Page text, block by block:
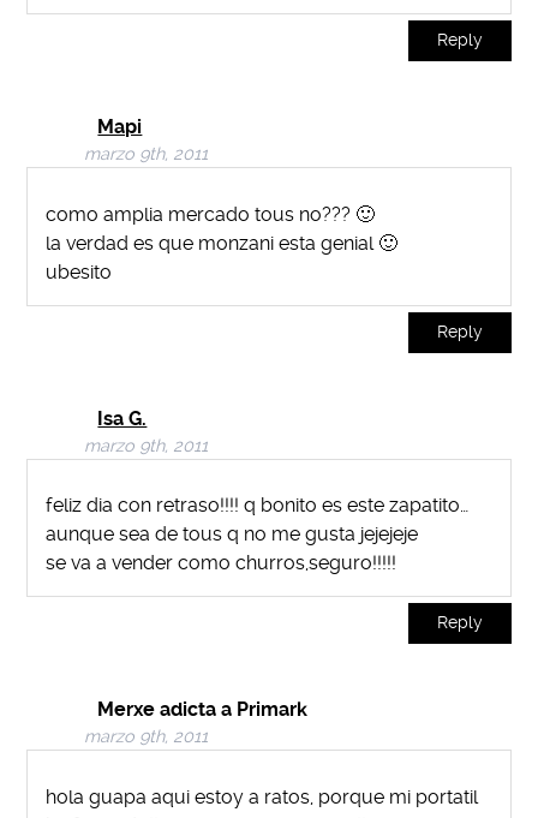
Reply
Mapi
marzo 9th, 2011
como amplia mercado tous no??? 🙂
la verdad es que monzani esta genial 🙂
ubesito
Reply
Isa G.
marzo 9th, 2011
feliz dia con retraso!!!! q bonito es este zapatito…
aunque sea de tous q no me gusta jejejeje
se va a vender como churros,seguro!!!!!
Reply
Merxe adicta a Primark
marzo 9th, 2011
hola guapa aqui estoy a ratos, porque mi portatil